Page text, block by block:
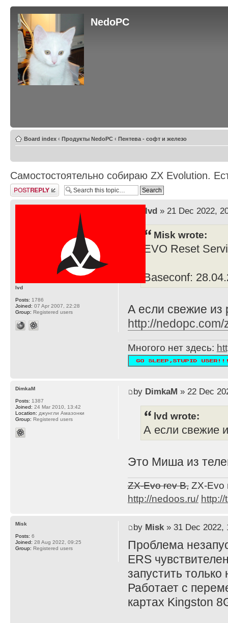
NedoPC
Board index ‹ Продукты NedoPC ‹ Пентева - софт и железо
Самостостоятельно собираю ZX Evolution.
Post a reply
lvd» 21 Dec 2022,
Misk wrote:
EVO Reset
Baseconf:
А если свежие
http://
Многого нет здесь:
lvd
Posts: 1786
Joined: 07 Apr 2007, 22:28
Group: Registered users
by DimkaM » 22 Dec
lvd wrote:
А если свежие
Это Миша из
ZX-Evo rev B,ZX-Evo
http://nedoos.ru/
DimkaM
Posts: 1387
Joined: 24 Mar 2010, 13:42
Location: джунгли Амазонки
Group: Registered users
by Misk» 31 Dec 2022,
Проблема
ERS
запустить только
Работает с
картах Kingston
Misk
Posts: 6
Joined: 28 Aug 2022, 09:25
Group: Registered users